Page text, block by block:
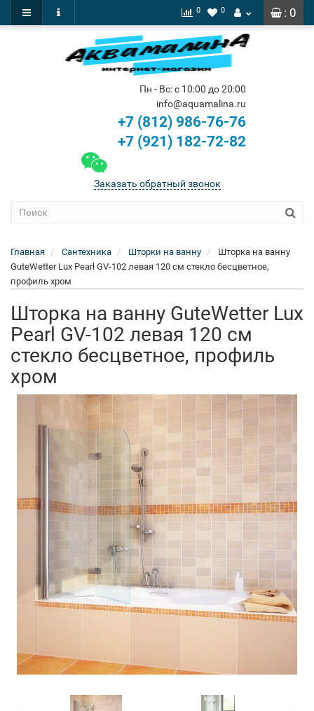
: 0
0 0
Пн - Вс: с 10:00 до 20:00
info@aquamalina.ru
+7 (812) 986-76-76
+7 (921) 182-72-82
Заказать обратный звонок
Главная Сантехника Шторки на ванну
Шторка на ванну
GuteWetter Lux Pearl GV-102 левая 120 см стекло бесцветное,
профиль хром
Шторка на ванну GuteWetter Lux
Pearl GV-102 левая 120 см
стекло бесцветное, профиль
хром